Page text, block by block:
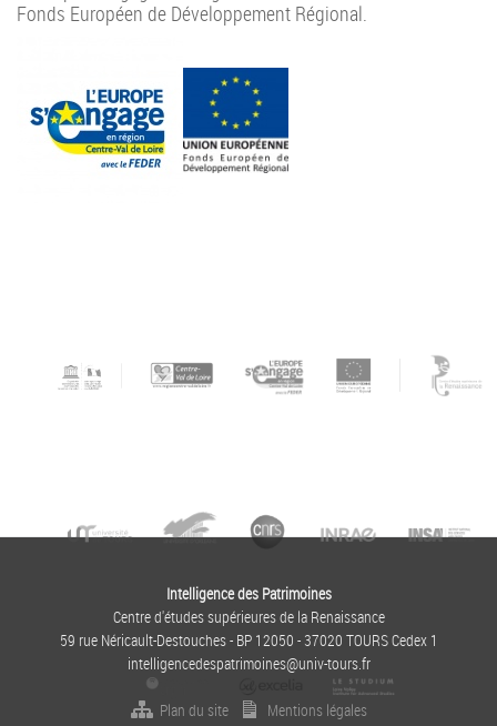
Fonds Européen de Développement Régional.
Intelligence des Patrimoines
Centre d'études supérieures de la Renaissance
59 rue Néricault-Destouches - BP 12050 - 37020 TOURS Cedex 1
intelligencedespatrimoines@univ-tours.fr
Plan du site Mentions légales